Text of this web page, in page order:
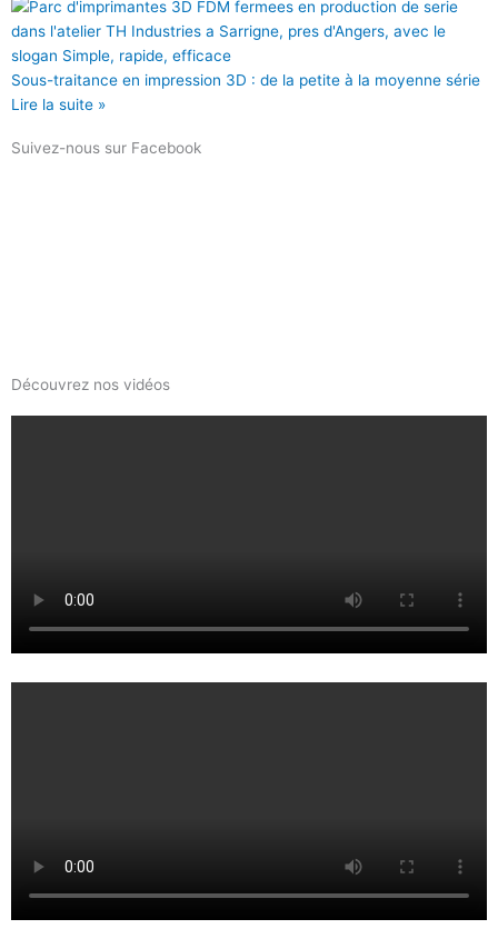
Sous-traitance en impression 3D : de la petite à la moyenne série
Lire la suite »
Suivez-nous sur Facebook
Découvrez nos vidéos